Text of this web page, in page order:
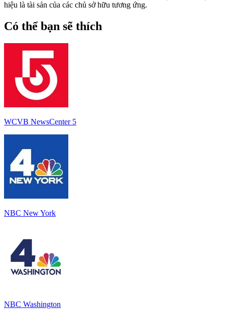
hiệu là tài sản của các chủ sở hữu tương ứng.
Có thể bạn sẽ thích
WCVB NewsCenter 5
NBC New York
NBC Washington